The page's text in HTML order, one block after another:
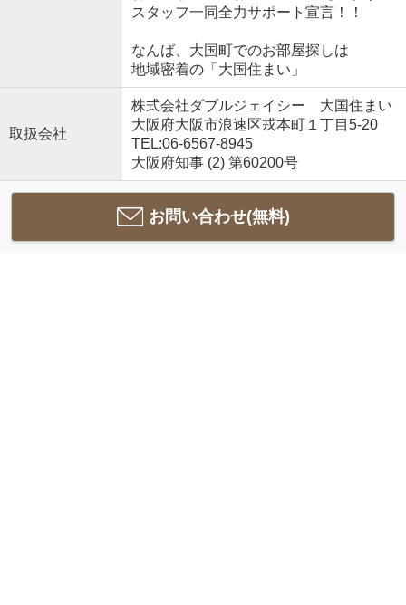
スタッフ一同全力サポート宣言！！
なんば、大国町でのお部屋探しは
地域密着の「大国住まい」
取扱会社
株式会社ダブルジェイシー 大国住まい
大阪府大阪市浪速区戎本町１丁目5-20
TEL:06-6567-8945
大阪府知事 (2) 第60200号
お問い合わせ(無料)